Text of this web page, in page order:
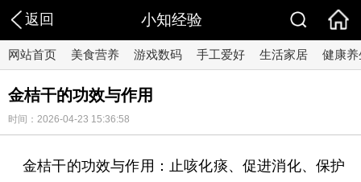
返回 小知经验
网站首页 美食营养 游戏数码 手工爱好 生活家居 健康养
金桔干的功效与作用
时间：2026-04-23 15:36:58
金桔干的功效与作用：止咳化痰、促进消化、保护